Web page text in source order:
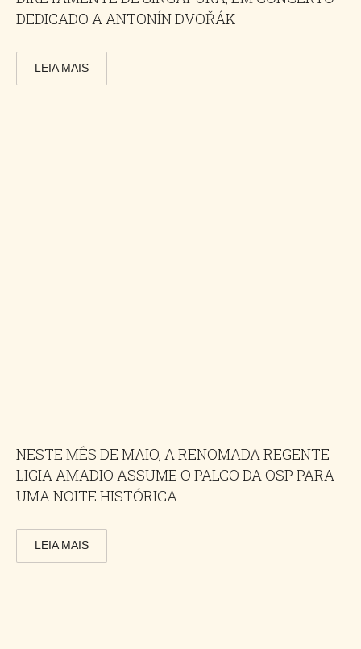
DEDICADO A ANTONÍN DVOŘÁK
LEIA MAIS
NESTE MÊS DE MAIO, A RENOMADA REGENTE
LIGIA AMADIO ASSUME O PALCO DA OSP PARA
UMA NOITE HISTÓRICA
LEIA MAIS